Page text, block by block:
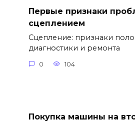
Первые признаки
сцеплением
Сцепление: признаки
диагностики и ремонта
0 104
Покупка машины на